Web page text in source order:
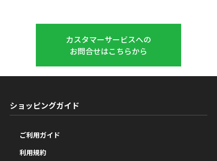
カスタマーサービスへの
お問合せはこちらから
ショッピングガイド
ご利用ガイド
利用規約